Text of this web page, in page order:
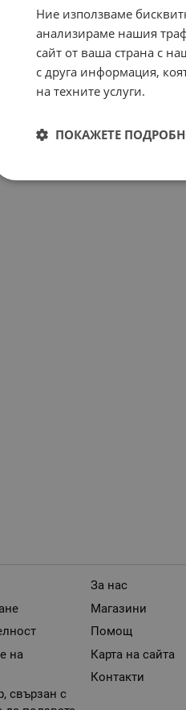
на
свързан с
За нас
Магазини
Помощ
Карта на сайта
Контакти
Ние използваме
анализираме нашия
сайт от ваша страна с
с друга информация,
на техните услуги.
ПОКАЖЕТЕ